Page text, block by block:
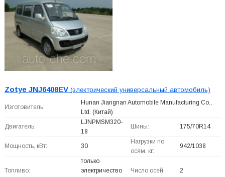
Zotye JNJ6408EV(электрический универсальный автомобиль)
Изготовитель:
Hunan Jiangnan Automobile Manufacturing Co.,
Ltd. (Китай)
Двигатель:
LJNPMSM320-
18
Шины: 175/70R14
Мощность, кВт: 30
Нагрузки по
осям, кг:
942/1038
Топливо:
только
электричество
Число осей: 2